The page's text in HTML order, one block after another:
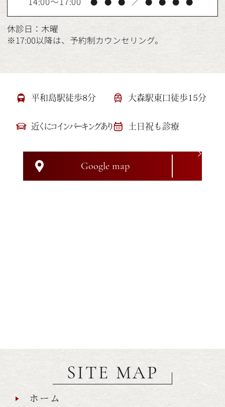
休診日：木曜
※17:00以降は、予約制カウンセリング。
平和島駅徒歩8分 大森駅東口徒歩15分
近くにコインパーキングあり 土日祝も診療
Google map
SITE MAP
ホーム